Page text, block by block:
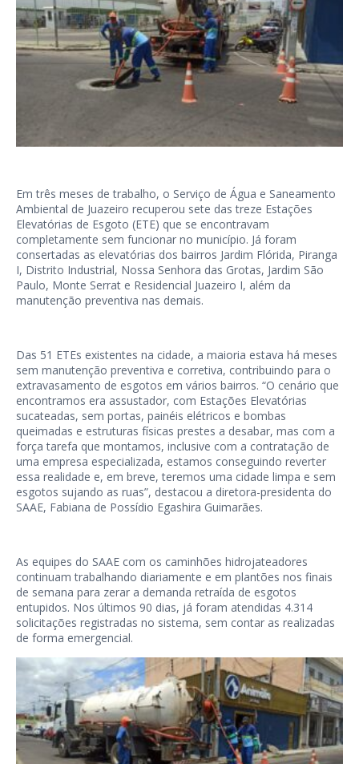
Em três meses de trabalho, o Serviço de Água e Saneamento
Ambiental de Juazeiro recuperou sete das treze Estações
Elevatórias de Esgoto (ETE) que se encontravam
completamente sem funcionar no município. Já foram
consertadas as elevatórias dos bairros Jardim Flórida, Piranga
I, Distrito Industrial, Nossa Senhora das Grotas, Jardim São
Paulo, Monte Serrat e Residencial Juazeiro I, além da
manutenção preventiva nas demais.
Das 51 ETEs existentes na cidade, a maioria estava há meses
sem manutenção preventiva e corretiva, contribuindo para o
extravasamento de esgotos em vários bairros. “O cenário que
encontramos era assustador, com Estações Elevatórias
sucateadas, sem portas, painéis elétricos e bombas
queimadas e estruturas físicas prestes a desabar, mas com a
força tarefa que montamos, inclusive com a contratação de
uma empresa especializada, estamos conseguindo reverter
essa realidade e, em breve, teremos uma cidade limpa e sem
esgotos sujando as ruas”, destacou a diretora-presidenta do
SAAE, Fabiana de Possídio Egashira Guimarães.
As equipes do SAAE com os caminhões hidrojateadores
continuam trabalhando diariamente e em plantões nos finais
de semana para zerar a demanda retraída de esgotos
entupidos. Nos últimos 90 dias, já foram atendidas 4.314
solicitações registradas no sistema, sem contar as realizadas
de forma emergencial.